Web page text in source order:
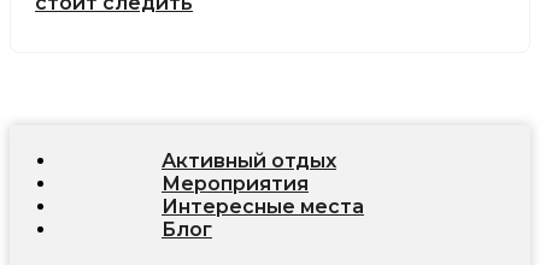
Активный отдых
Мероприятия
Интересные места
Блог